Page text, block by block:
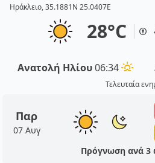
Ηράκλειο, 35.1881N 25.0407E
28°C
Ανατολή Ηλίου06:34
Τελευταία
Παρ
07 Αυγ
Πρόγνωση ανά 3